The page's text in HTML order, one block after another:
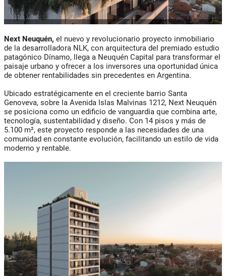
Next Neuquén, el nuevo y revolucionario proyecto inmobiliario
de la desarrolladora NLK, con arquitectura del premiado estudio
patagónico Dínamo, llega a Neuquén Capital para transformar el
paisaje urbano y ofrecer a los inversores una oportunidad única
de obtener rentabilidades sin precedentes en Argentina.
Ubicado estratégicamente en el creciente barrio Santa
Genoveva, sobre la Avenida Islas Malvinas 1212, Next Neuquén
se posiciona como un edificio de vanguardia que combina arte,
tecnología, sustentabilidad y diseño. Con 14 pisos y más de
5.100 m², este proyecto responde a las necesidades de una
comunidad en constante evolución, facilitando un estilo de vida
moderno y rentable.